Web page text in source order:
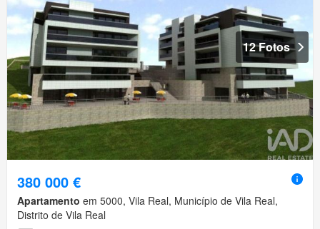
12 Fotos
380 000 €
Apartamento em 5000, Vila Real, Município de Vila Real,
Distrito de Vila Real